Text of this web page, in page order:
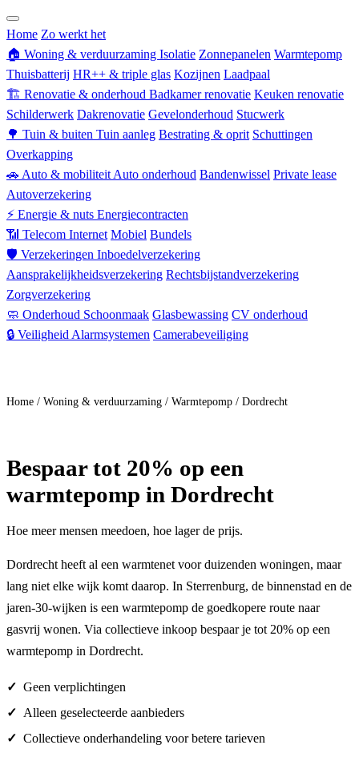
Home Zo werkt het
🏠 Woning & verduurzaming Isolatie Zonnepanelen Warmtepomp
Thuisbatterij HR++ & triple glas Kozijnen Laadpaal
🏗 Renovatie & onderhoud Badkamer renovatie Keuken renovatie
Schilderwerk Dakrenovatie Gevelonderhoud Stucwerk
🌳 Tuin & buiten Tuin aanleg Bestrating & oprit Schuttingen
Overkapping
🚗 Auto & mobiliteit Auto onderhoud Bandenwissel Private lease
Autoverzekering
⚡ Energie & nuts Energiecontracten
📶 Telecom Internet Mobiel Bundels
🛡 Verzekeringen Inboedelverzekering
Aansprakelijkheidsverzekering Rechtsbijstandverzekering
Zorgverzekering
🧼 Onderhoud Schoonmaak Glasbewassing CV onderhoud
🔒 Veiligheid Alarmsystemen Camerabeveiliging
Home / Woning & verduurzaming / Warmtepomp / Dordrecht
Bespaartot 20% op een
warmtepomp in Dordrecht
Hoe meer mensen meedoen, hoe lager de prijs.
Dordrecht heeft al een warmtenet voor duizenden woningen, maar
lang niet elke wijk komt daarop. In Sterrenburg, de binnenstad en de
jaren-30-wijken is een warmtepomp de goedkopere route naar
gasvrij wonen. Via collectieve inkoop bespaar je tot 20% op een
warmtepomp in Dordrecht.
Geen verplichtingen
Alleen geselecteerde aanbieders
Collectieve onderhandeling voor betere tarieven